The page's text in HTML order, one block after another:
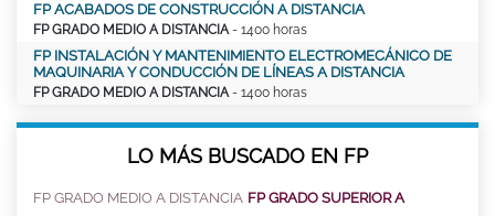
FP ACABADOS DE CONSTRUCCIÓN A DISTANCIA
FP GRADO MEDIO A DISTANCIA- 1400 horas
FP INSTALACIÓN Y MANTENIMIENTO ELECTROMECÁNICO DE
MAQUINARIA Y CONDUCCIÓN DE LÍNEAS A DISTANCIA
FP GRADO MEDIO A DISTANCIA- 1400 horas
LO MÁS BUSCADO EN FP
FP GRADO MEDIO A DISTANCIA FP GRADO SUPERIOR A